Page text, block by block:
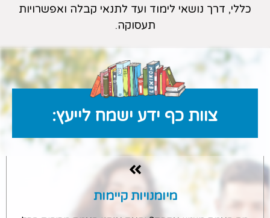
כללי, דרך נושאי לימוד ועד לתנאי קבלה ואפשרויות
תעסוקה.
צוות כף ידע ישמח לייעץ:
מיומנויות קיימות